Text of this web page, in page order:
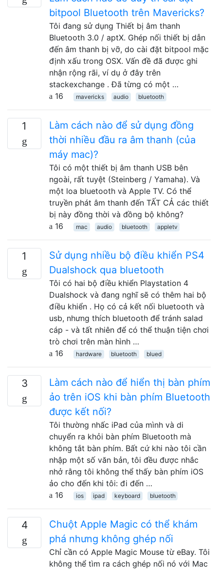
bitpool Bluetooth trên Mavericks?
Tôi đang sử dụng Thiết bị âm thanh
Bluetooth 3.0 / aptX. Ghép nối thiết bị dẫn
đến âm thanh bị vỡ, do cài đặt bitpool mặc
định xấu trong OSX. Vấn đề đã được ghi
nhận rộng rãi, ví dụ ở đây trên
stackexchange . Đã từng có một …
16
mavericks audio bluetooth
1
Làm cách nào để sử dụng đồng
thời nhiều đầu ra âm thanh (của
máy mac)?
Tôi có một thiết bị âm thanh USB bên
ngoài, rất tuyệt (Steinberg / Yamaha). Và
một loa bluetooth và Apple TV. Có thể
truyền phát âm thanh đến TẤT CẢ các thiết
bị này đồng thời và đồng bộ không?
16
mac audio bluetooth appletv
1
Sử dụng nhiều bộ điều khiển PS4
Dualshock qua bluetooth
Tôi có hai bộ điều khiển Playstation 4
Dualshock và đang nghĩ sẽ có thêm hai bộ
điều khiển . Họ có cả kết nối bluetooth và
usb, nhưng thích bluetooth để tránh salad
cáp - và tất nhiên để có thể thuận tiện chơi
trò chơi trên màn hình …
16
hardware bluetooth blued
3
Làm cách nào để hiển thị bàn phím
ảo trên iOS khi bàn phím Bluetooth
được kết nối?
Tôi thường nhấc iPad của mình và di
chuyển ra khỏi bàn phím Bluetooth mà
không tắt bàn phím. Bất cứ khi nào tôi cần
nhập một số văn bản, tôi đều được nhắc
nhở rằng tôi không thể thấy bàn phím iOS
ảo cho đến khi tôi: đi đến …
16
ios ipad keyboard bluetooth
4
Chuột Apple Magic có thể khám
phá nhưng không ghép nối
Chỉ cần có Apple Magic Mouse từ eBay. Tôi
không thể tìm ra cách ghép nối nó với Mac